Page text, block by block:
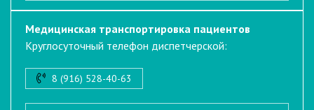
Медицинская транспортировка пациентов
Круглосуточный телефон диспетчерской:
8 (916) 528-40-63